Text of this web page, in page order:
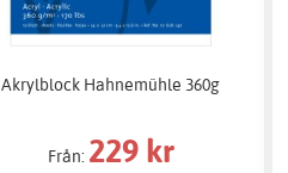
Akrylblock Hahnemühle 360g
Från: 229 kr